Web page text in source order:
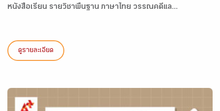
หนังสือเรียน รายวิชาพื้นฐาน ภาษาไทย วรรณคดีแล...
ดูรายละเอียด